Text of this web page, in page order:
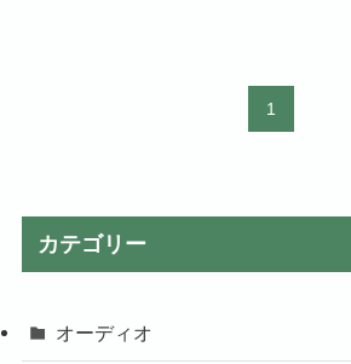
1
カテゴリー
オーディオ